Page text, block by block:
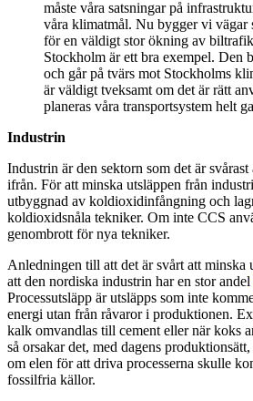
måste våra satsningar på
våra klimatmål. Nu bygger vi vägar
för en väldigt stor ökning av
Stockholm är ett bra exempel. Den
och går på tvärs mot Stockholms
är väldigt tveksamt om det är rätt
planeras våra transportsystem helt
Industrin
Industrin är den sektorn som det är
ifrån. För att minska utsläppen från
utbyggnad av koldioxidinfångning och
koldioxidsnåla tekniker. Om inte CCS
genombrott för nya tekniker.
Anledningen till att det är svårt att minska
att den nordiska industrin har en stor andel
Processutsläpp är utsläpps som inte
energi utan från råvaror i produktionen.
kalk omvandlas till cement eller när koks
så orsakar det, med dagens
om elen för att driva processerna skulle
fossilfria källor.